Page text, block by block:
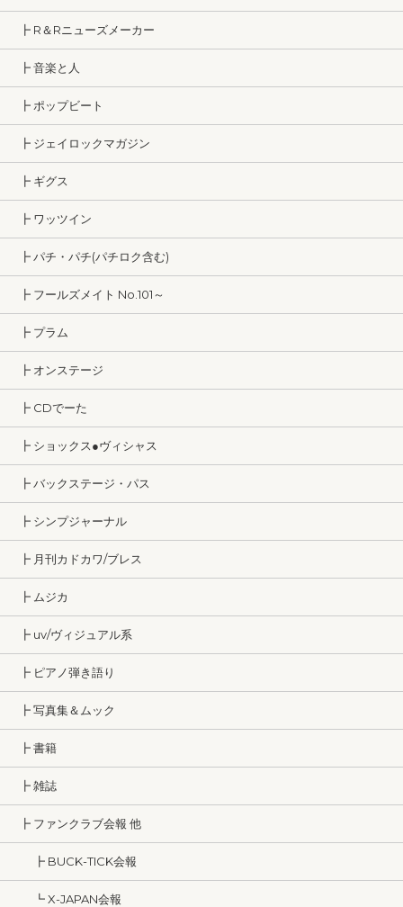
┣ R＆Rニューズメーカー
┣ 音楽と人
┣ ポップビート
┣ ジェイロックマガジン
┣ ギグス
┣ ワッツイン
┣ パチ・パチ(パチロク含む)
┣ フールズメイト No.101～
┣ プラム
┣ オンステージ
┣ CDでーた
┣ ショックス●ヴィシャス
┣ バックステージ・パス
┣ シンプジャーナル
┣ 月刊カドカワ/ブレス
┣ ムジカ
┣ uv/ヴィジュアル系
┣ ピアノ弾き語り
┣ 写真集＆ムック
┣ 書籍
┣ 雑誌
┣ ファンクラブ会報 他
┣ BUCK-TICK会報
┗ X-JAPAN会報